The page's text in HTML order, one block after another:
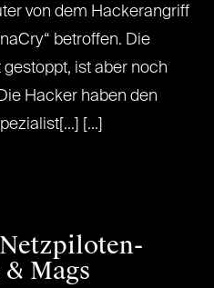
von dem Hackerangriff
betroffen. Die
ist aber noch
Hacker haben den
[...]
Mags